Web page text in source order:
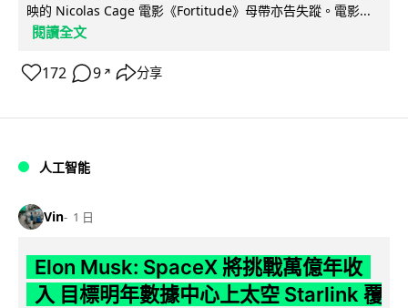
映的 Nicolas Cage 電影《Fortitude》母帶亦告失蹤。電影...
閱讀全文
172 9 ↗ 分享
人工智能
Vin 1 日
Elon Musk: SpaceX 將挑戰萬億年收
入 目標明年數據中心上太空 Starlink 覆